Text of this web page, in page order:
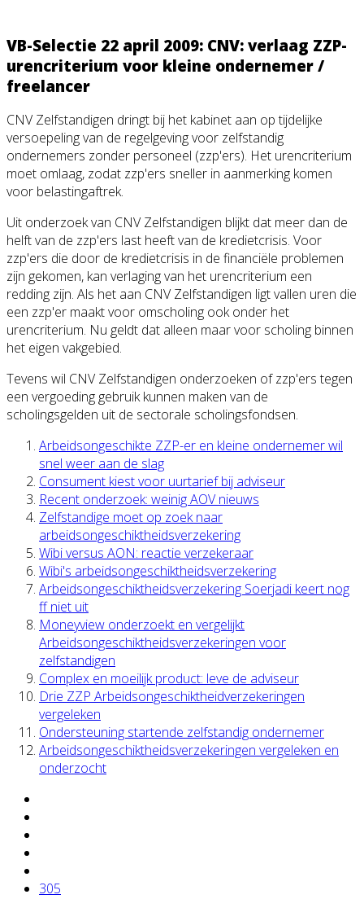
VB-Selectie 22 april 2009: CNV: verlaag ZZP-
urencriterium voor kleine ondernemer /
freelancer
CNV Zelfstandigen dringt bij het kabinet aan op tijdelijke
versoepeling van de regelgeving voor zelfstandig
ondernemers zonder personeel (zzp'ers). Het urencriterium
moet omlaag, zodat zzp'ers sneller in aanmerking komen
voor belastingaftrek.
Uit onderzoek van CNV Zelfstandigen blijkt dat meer dan de
helft van de zzp'ers last heeft van de kredietcrisis. Voor
zzp'ers die door de kredietcrisis in de financiële problemen
zijn gekomen, kan verlaging van het urencriterium een
redding zijn. Als het aan CNV Zelfstandigen ligt vallen uren die
een zzp'er maakt voor omscholing ook onder het
urencriterium. Nu geldt dat alleen maar voor scholing binnen
het eigen vakgebied.
Tevens wil CNV Zelfstandigen onderzoeken of zzp'ers tegen
een vergoeding gebruik kunnen maken van de
scholingsgelden uit de sectorale scholingsfondsen.
Arbeidsongeschikte ZZP-er en kleine ondernemer wil
snel weer aan de slag
Consument kiest voor uurtarief bij adviseur
Recent onderzoek: weinig AOV nieuws
Zelfstandige moet op zoek naar
arbeidsongeschiktheidsverzekering
Wibi versus AON: reactie verzekeraar
Wibi's arbeidsongeschiktheidsverzekering
Arbeidsongeschiktheidsverzekering Soerjadi keert nog
ff niet uit
Moneyview onderzoekt en vergelijkt
Arbeidsongeschiktheidsverzekeringen voor
zelfstandigen
Complex en moeilijk product: leve de adviseur
Drie ZZP Arbeidsongeschiktheidverzekeringen
vergeleken
Ondersteuning startende zelfstandig ondernemer
Arbeidsongeschiktheidsverzekeringen vergeleken en
onderzocht
305